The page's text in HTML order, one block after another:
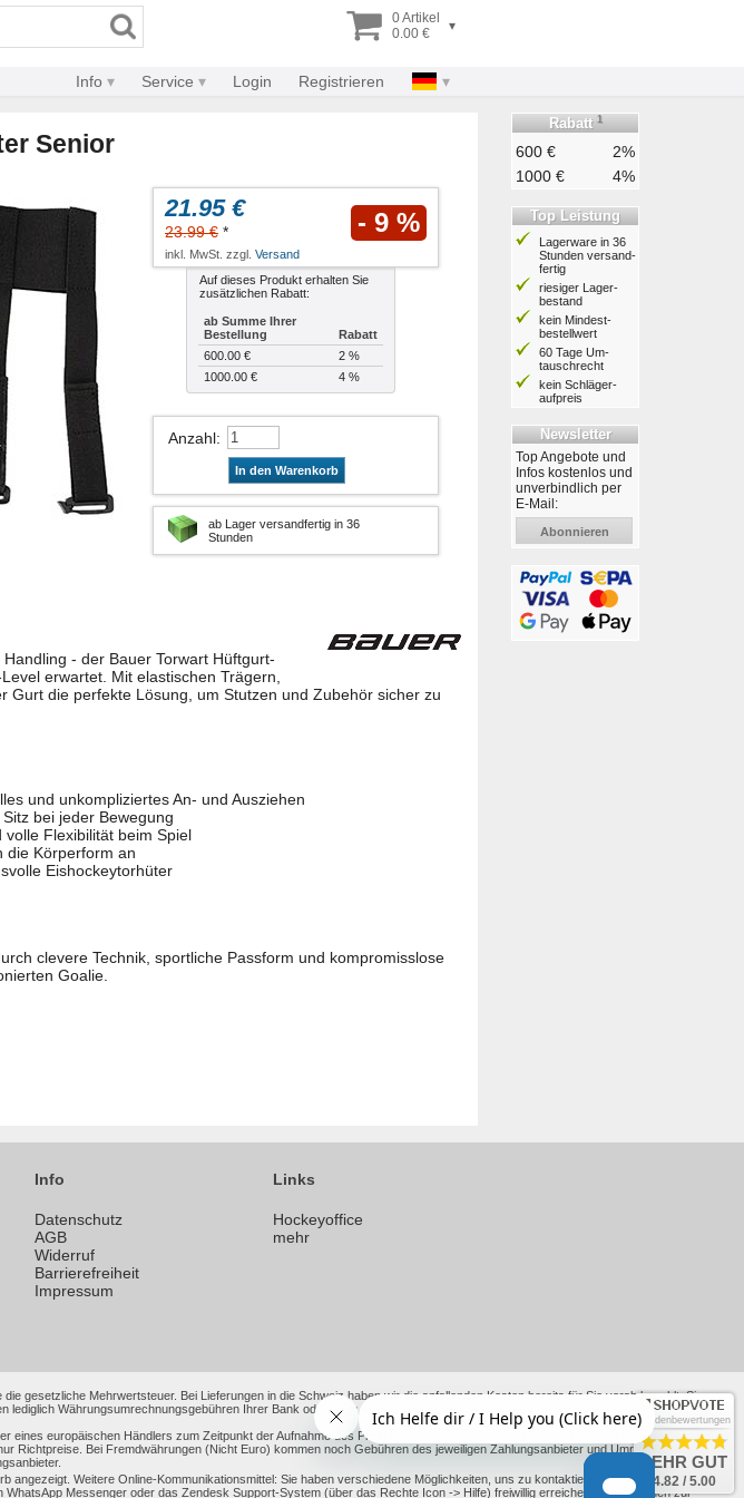
0 Artikel
0.00 €
▾
Info Service Login Registrieren
Senior
21.95 €
23.99 € * - 9 %
inkl. MwSt. zzgl. Versand
Auf dieses Produkt erhalten Sie
zusätzlichen Rabatt:
ab Summe Ihrer
Bestellung
Rabatt
600.00 €
2 %
1000.00 €
4 %
Anzahl:
In den Warenkorb
ab Lager versandfertig in 36
Stunden
- der Bauer Torwart Hüftgurt-
erwartet. Mit elastischen Trägern,
Gurt die perfekte Lösung, um Stutzen und Zubehör sicher zu
und unkompliziertes An- und Ausziehen
bei jeder Bewegung
Flexibilität beim Spiel
die Körperform an
Eishockeytorhüter
clevere Technik, sportliche Passform und kompromisslose
Goalie.
Rabatt 1
600 €
2%
1000 €
4%
Top Leistung
Lagerware in 36
Stunden ver­sand­
fertig
riesiger Lager­
bestand
kein Mindest­
bestell­wert
60 Tage Um­
tausch­recht
kein Schläger­
aufpreis
Newsletter
Top Angebote und
Infos kostenlos und
unverbindlich per
E-Mail:
Abonnieren
Info
Datenschutz
AGB
Widerruf
Barrierefreiheit
Impressum
Links
Hockeyoffice
mehr
gesetzliche Mehrwertsteuer. Bei Lieferungen in die Schweiz haben wir die anfallenden Kosten bereits für Sie vorab bezahlt. Sie
Währungsumrechnungsgebühren Ihrer Bank oder Ihres Kreditkartenanbieters anfallen. Bei Lieferungen in andere Nicht-EU-
eines europäischen Händlers zum Zeitpunkt der Aufnahme des Produktes in unseren Shop oder der neue Richtpreis nach alten
Richtpreise. Bei Fremdwährungen (Nicht Euro) kommen noch Gebühren des jeweiligen Zahlungsanbieter und Umrechnungskurse
angezeigt. Weitere Online-Kommunikationsmittel: Sie haben verschiedene Möglichkeiten, uns zu kontaktieren, darunter unsere
Messenger oder das Zendesk Support-System (über das Rechte Icon -> Hilfe) freiwillig erreichen. Informationen zur
Kundenbewertungen
SEHR GUT
4.82 / 5.00